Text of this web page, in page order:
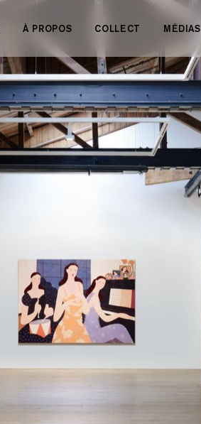
À PROPOS COLLECT MÉDIAS